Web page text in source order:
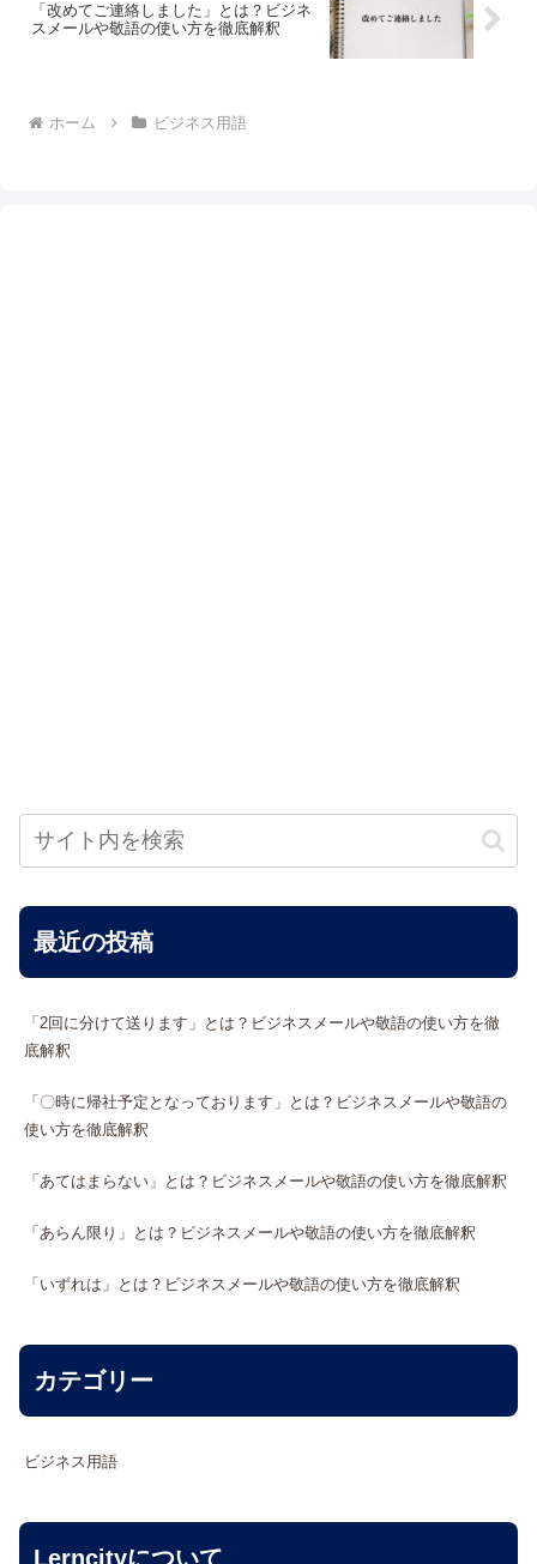
「改めてご連絡しました」とは？ビジネ
スメールや敬語の使い方を徹底解釈
ホーム ビジネス用語
最近の投稿
「2回に分けて送ります」とは？ビジネスメールや敬語の使い方を徹
底解釈
「〇時に帰社予定となっております」とは？ビジネスメールや敬語の
使い方を徹底解釈
「あてはまらない」とは？ビジネスメールや敬語の使い方を徹底解釈
「あらん限り」とは？ビジネスメールや敬語の使い方を徹底解釈
「いずれは」とは？ビジネスメールや敬語の使い方を徹底解釈
カテゴリー
ビジネス用語
Lerncityについて